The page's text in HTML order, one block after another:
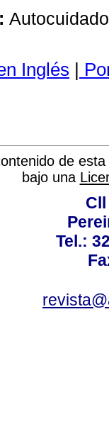
Inglés |
de
bajo una
Tel.: